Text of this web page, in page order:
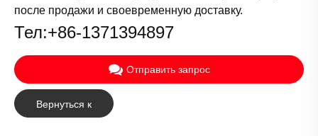
после продажи и своевременную доставку.
Тел:+86-1371394897
Отправить запрос
Вернуться к